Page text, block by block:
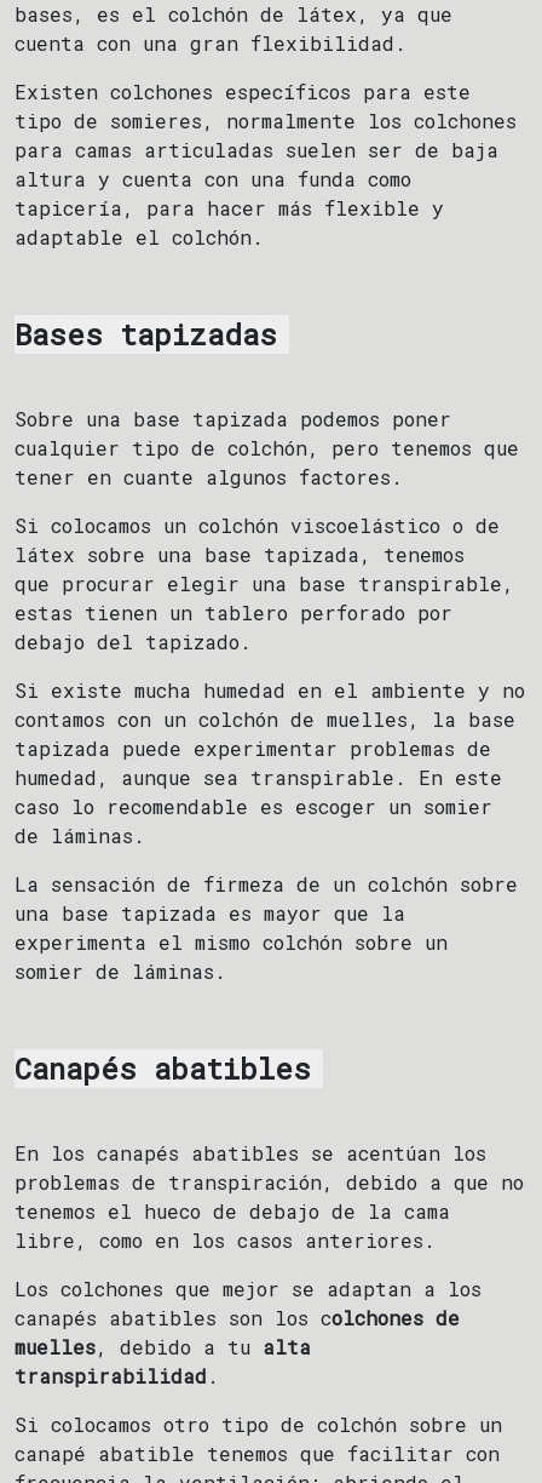
bases, es el colchón de látex, ya que
cuenta con una gran flexibilidad.
Existen colchones específicos para este
tipo de somieres, normalmente los colchones
para camas articuladas suelen ser de baja
altura y cuenta con una funda como
tapicería, para hacer más flexible y
adaptable el colchón.
Bases tapizadas
Sobre una base tapizada podemos poner
cualquier tipo de colchón, pero tenemos que
tener en cuante algunos factores.
Si colocamos un colchón viscoelástico o de
látex sobre una base tapizada, tenemos
que procurar elegir una base transpirable,
estas tienen un tablero perforado por
debajo del tapizado.
Si existe mucha humedad en el ambiente y no
contamos con un colchón de muelles, la base
tapizada puede experimentar problemas de
humedad, aunque sea transpirable. En este
caso lo recomendable es escoger un somier
de láminas.
La sensación de firmeza de un colchón sobre
una base tapizada es mayor que la
experimenta el mismo colchón sobre un
somier de láminas.
Canapés abatibles
En los canapés abatibles se acentúan los
problemas de transpiración, debido a que no
tenemos el hueco de debajo de la cama
libre, como en los casos anteriores.
Los colchones que mejor se adaptan a los
canapés abatibles son los colchones de
muelles, debido a tu alta
transpirabilidad .
Si colocamos otro tipo de colchón sobre un
canapé abatible tenemos que facilitar con